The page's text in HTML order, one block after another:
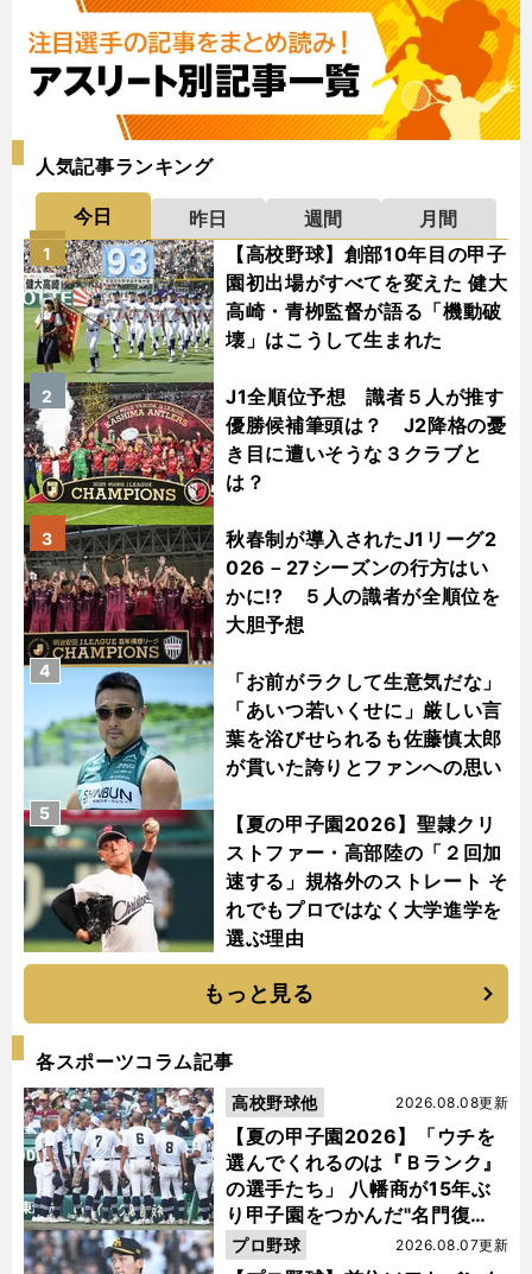
人気記事ランキング
今日 昨日 週間
月間
【高校野球】創部10年目の甲子
園初出場がすべてを変えた 健大
高崎・青栁監督が語る「機動破
壊」はこうして生まれた
1
J1全順位予想 識者５人が推す
優勝候補筆頭は？ J2降格の憂
き目に遭いそうな３クラブと
は？
2
秋春制が導入されたJ1リーグ2
026－27シーズンの行方はい
かに!? ５人の識者が全順位を
大胆予想
3
「お前がラクして生意気だな」
「あいつ若いくせに」厳しい言
葉を浴びせられるも佐藤慎太郎
が貫いた誇りとファンへの思い
4
【夏の甲子園2026】聖隷クリ
ストファー・高部陸の「２回加
速する」規格外のストレート そ
れでもプロではなく大学進学を
選ぶ理由
5
もっと見る
各スポーツコラム記事
【夏の甲子園2026】「ウチを
選んでくれるのは『Ｂランク』
の選手たち」 八幡商が15年ぶ
り甲子園をつかんだ"名門復
活"の舞台裏
2026.08.08更新
高校野球他
2026.08.07更新
プロ野球